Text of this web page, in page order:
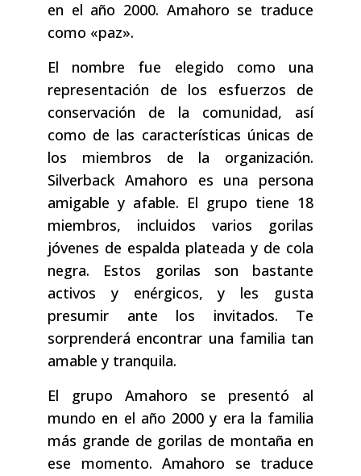
en el año 2000. Amahoro se traduce
como «paz».
El nombre fue elegido como una
representación de los esfuerzos de
conservación de la comunidad, así
como de las características únicas de
los miembros de la organización.
Silverback Amahoro es una persona
amigable y afable. El grupo tiene 18
miembros, incluidos varios gorilas
jóvenes de espalda plateada y de cola
negra. Estos gorilas son bastante
activos y enérgicos, y les gusta
presumir ante los invitados. Te
sorprenderá encontrar una familia tan
amable y tranquila.
El grupo Amahoro se presentó al
mundo en el año 2000 y era la familia
más grande de gorilas de montaña en
ese momento. Amahoro se traduce